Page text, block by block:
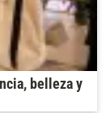
belleza y